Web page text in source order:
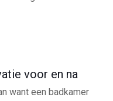
voor en na
want een badkamer